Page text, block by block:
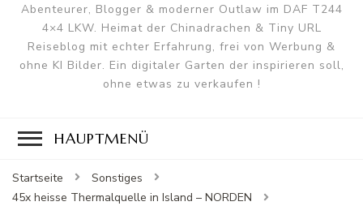
Abenteurer, Blogger & moderner Outlaw im DAF T244
4×4 LKW. Heimat der Chinadrachen & Tiny URL
Reiseblog mit echter Erfahrung, frei von Werbung &
ohne KI Bilder. Ein digitaler Garten der inspirieren soll,
ohne etwas zu verkaufen !
HAUPTMENÜ
Startseite
Sonstiges
45x heisse Thermalquelle in Island – NORDEN